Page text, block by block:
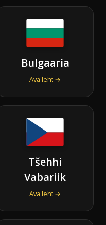
Bulgaaria
Ava leht →
Tšehhi
Vabariik
Ava leht →